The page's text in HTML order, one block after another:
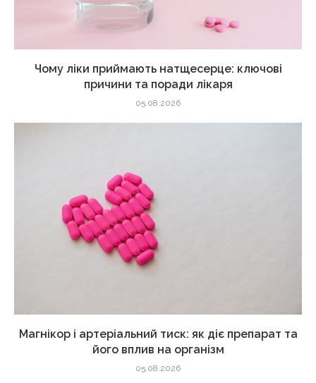
Чому ліки приймають натщесерце: ключові
причини та поради лікаря
05.08.2026
Магнікор і артеріальний тиск: як діє препарат та
його вплив на організм
05.08.2026